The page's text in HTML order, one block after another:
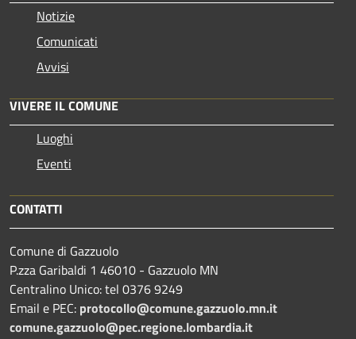
Notizie
Comunicati
Avvisi
VIVERE IL COMUNE
Luoghi
Eventi
CONTATTI
Comune di Gazzuolo
P.zza Garibaldi 1 46010 - Gazzuolo MN
Centralino Unico: tel 0376 9249
Email e PEC: protocollo@comune.gazzuolo.mn.it
comune.gazzuolo@pec.regione.lombardia.it